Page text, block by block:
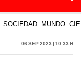
SOCIEDAD MUNDO
06 Sep 2023 | 10:33 h